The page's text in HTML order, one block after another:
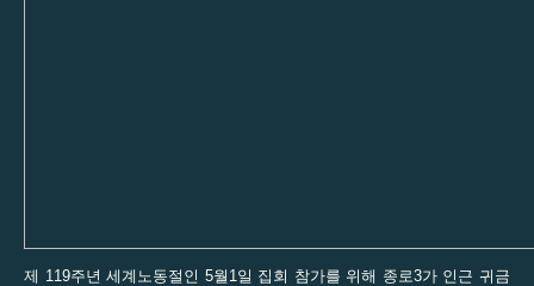
제 119주년 세계노동절인 5월1일 집회 참가를 위해 종로3가 인근 귀금